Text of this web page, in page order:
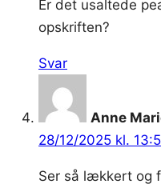
Er det usaltede
opskriften?
Svar
Anne
28/12/2025 kl.
Ser så lækkert og